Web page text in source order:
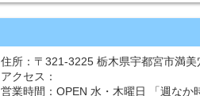
住所：〒321-3225 栃木県宇都宮市満美
アクセス：
営業時間：OPEN 水・木曜日 「週な